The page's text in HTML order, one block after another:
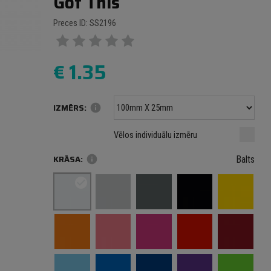
Preces ID: SS2196
€1.35
IZMĒRS: info
mm mm
Maksimālais izmērs: 1000 mm
Vēlos individuālu izmēru
KRĀSA: info Balts